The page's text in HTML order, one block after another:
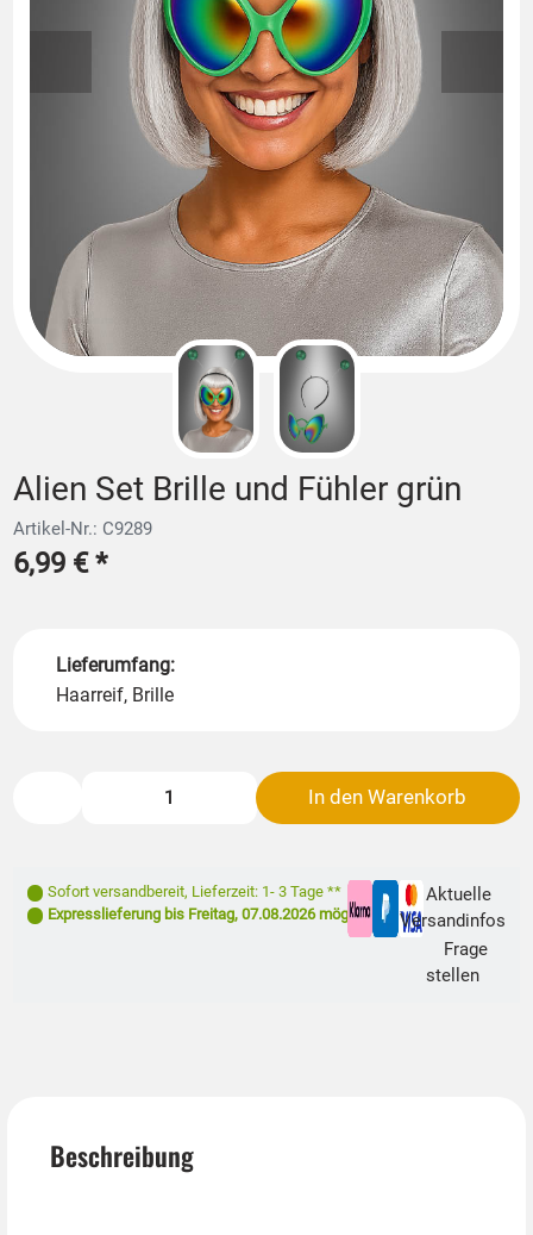
Alien Set Brille und Fühler grün
Artikel-Nr.: C9289
6,99 €*
Lieferumfang:
Haarreif, Brille
In den Warenkorb
Sofort versandbereit, Lieferzeit: 1- 3 Tage **
Expresslieferung bis Freitag, 07.08.2026möglich
Aktuelle
Versandinfos
Frage
stellen
Beschreibung